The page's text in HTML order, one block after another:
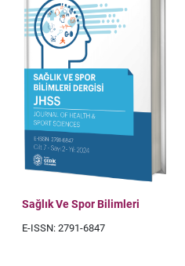
Sağlık Ve Spor Bilimleri
E-ISSN: 2791-6847